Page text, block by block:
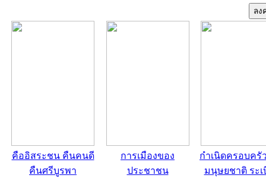
คืออิสระชน คืนคนดี
คืนศรีบูรพา
การเมืองของ
ประชาชน
กำเนิดครอบครั
มนุษยชาติ ระเ